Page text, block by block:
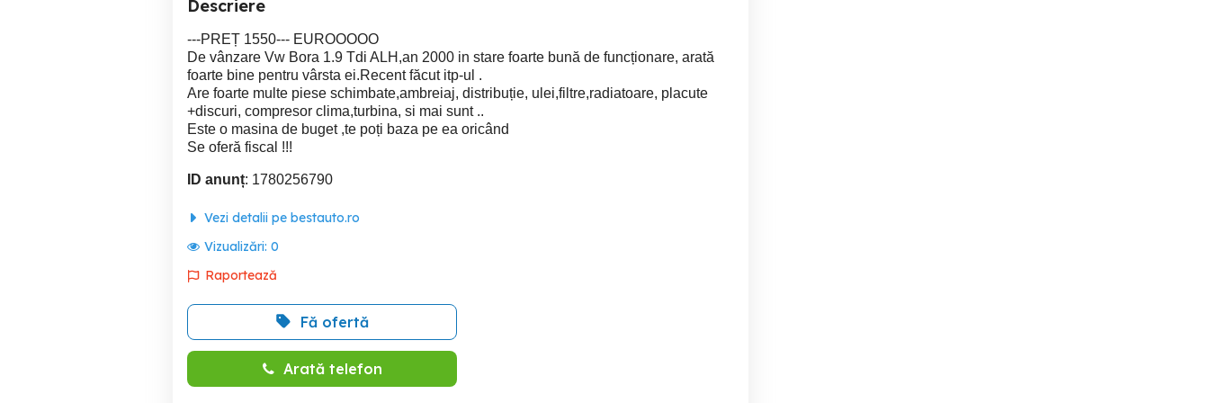
Descriere
---PREȚ 1550--- EUROOOOO
De vânzare Vw Bora 1.9 Tdi ALH,an 2000 in stare foarte bună de funcționare, arată
foarte bine pentru vârsta ei.Recent făcut itp-ul .
Are foarte multe piese schimbate,ambreiaj, distribuție, ulei,filtre,radiatoare, placute
+discuri, compresor clima,turbina, si mai sunt ..
Este o masina de buget ,te poți baza pe ea oricând
Se oferă fiscal !!!
ID anunț: 1780256790
Vezi detalii pe bestauto.ro
Vizualizări: 0
Raportează
Fă ofertă
Arată telefon